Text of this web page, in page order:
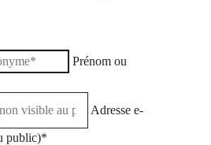
Prénom ou
Adresse e-
public)*